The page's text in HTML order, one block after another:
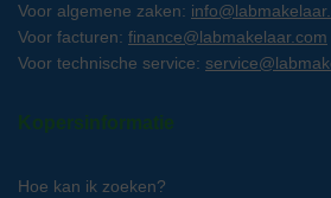
Voor algemene zaken:
Voor facturen: finance@labmakelaar.com
Voor technische service:
Kopersinformatie
Hoe kan ik zoeken?